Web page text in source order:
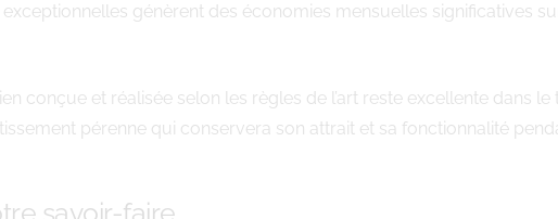
génèrent des économies mensuelles significatives
conçue et réalisée selon les règles de l’art reste excellente dans
pérenne qui conservera son attrait et sa fonctionnalité